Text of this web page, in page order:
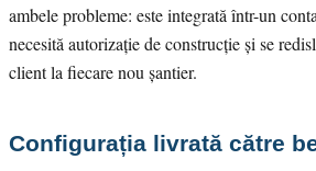
ambele probleme: este integrată într-un
necesită autorizație de construcție și se
client la fiecare nou șantier.
Configurația livrată către